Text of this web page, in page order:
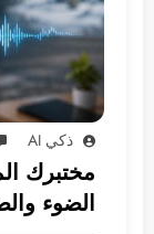
ذكي AI
مختبرك
الضوء